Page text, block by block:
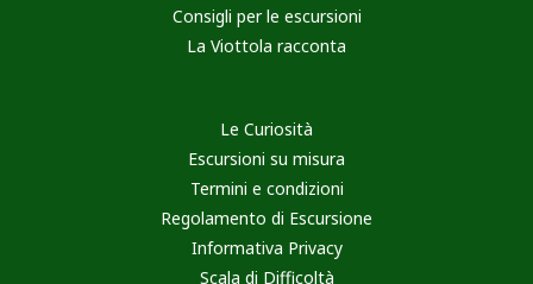
Consigli per le escursioni
La Viottola racconta
Le Curiosità
Escursioni su misura
Termini e condizioni
Regolamento di Escursione
Informativa Privacy
Scala di Difficoltà